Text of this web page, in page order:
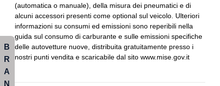
Inserti in acciaio esterni
Interni in pelle
Interni personalizzazione colori
Pacchetto
Paraurti in tinta
Controllo della stabilità
Cornering brake control
Differenziale autobloccante elettronico
Ess / emergency stop signal
(automatica o manuale), della misura dei pneumatici e di
alcuni accessori presenti come optional sul veicolo. Ulteriori
informazioni su consumi ed emissioni sono reperibili nella
guida sul consumo di carburante e sulle emissioni specifiche
delle autovetture nuove, distribuita gratuitamente presso i
nostri punti vendita e scaricabile dal sito www.mise.gov.it
B
R
A
N